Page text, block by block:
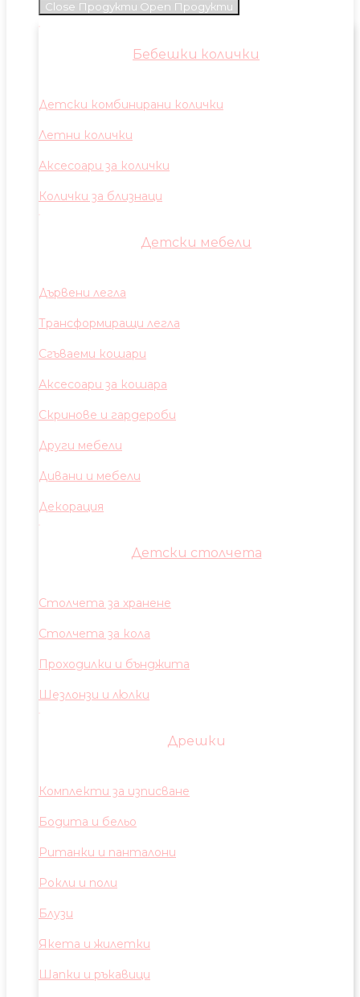
Close Продукти Open Продукти
Бебешки колички
Детски комбинирани колички
Летни колички
Аксесоари за колички
Колички за близнаци
Детски мебели
Дървени легла
Трансформиращи легла
Сгъваеми кошари
Аксесоари за кошара
Скринове и гардероби
Други мебели
Дивани и мебели
Декорация
Детски столчета
Столчета за хранене
Столчета за кола
Проходилки и бънджита
Шезлонзи и люлки
Дрешки
Комплекти за изписване
Бодита и бельо
Ританки и панталони
Рокли и поли
Блузи
Якета и жилетки
Шапки и ръкавици